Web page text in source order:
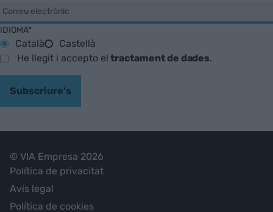
IDIOMA*
Català
Castellà
He llegit i accepto eltractament de dades.
Subscriure's
© VIA Empresa 2026
Política de privacitat
Avís legal
Política de cookies